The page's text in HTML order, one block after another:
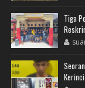
Tiga